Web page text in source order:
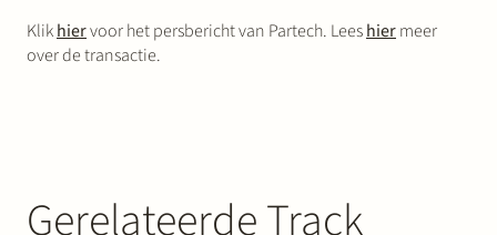
Klikhiervoor het persbericht van Partech. Leeshiermeer
over de transactie.
Gerelateerde Track